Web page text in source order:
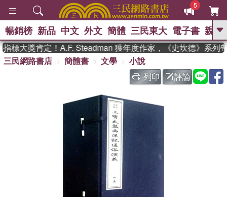
5
GO
熱搜： 東野圭吾
、 如果歷史是一群喵 、 暑期
國際布克獎 臺灣漫遊錄 、 方
念華
孩：黎曼猜想 、 偉大的迷走神經
暢銷榜 新品 中文 外文 簡體 三民東大 電子書 親子
標大獎肯定！A.F. Steadman 獲年度作家，《史坎德》系列帶
三民網路書店
簡體書 文學
小說
列印
評論